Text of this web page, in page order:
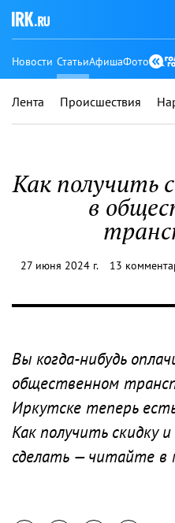
Новости СтатьиАфишаФото
Лента Происшествия
Как получить
в
27 июня 2024 г. 13
Вы когда-нибудь
общественном
Иркутске теперь
Как получить скидку
сделать — читайте в